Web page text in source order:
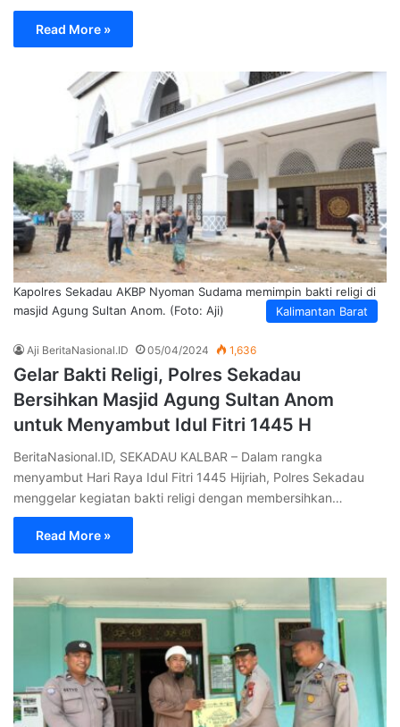
Read More »
Kalimantan Barat
Kapolres Sekadau AKBP Nyoman Sudama memimpin bakti religi di
masjid Agung Sultan Anom. (Foto: Aji)
Aji BeritaNasional.ID 05/04/2024 1,636
Gelar Bakti Religi, Polres Sekadau
Bersihkan Masjid Agung Sultan Anom
untuk Menyambut Idul Fitri 1445 H
BeritaNasional.ID, SEKADAU KALBAR – Dalam rangka
menyambut Hari Raya Idul Fitri 1445 Hijriah, Polres Sekadau
menggelar kegiatan bakti religi dengan membersihkan…
Read More »